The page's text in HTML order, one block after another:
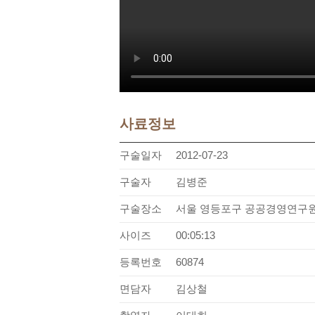
사료정보
구술일자 2012-07-23
구술자 김병준
구술장소 서울 영등포구 공공경영연구
사이즈 00:05:13
등록번호 60874
면담자 김상철